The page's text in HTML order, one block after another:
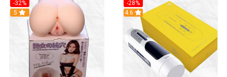
-32%
Hot
5
-28%
Hot
4.6